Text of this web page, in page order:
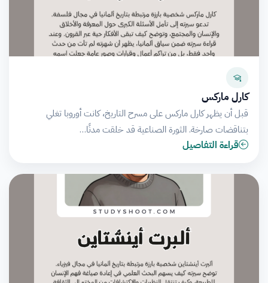
كارل ماركس
قبل أن يظهر كارل ماركس على مسرح التاريخ، كانت أوروبا تغلي
بتناقضات صارخة. الثورة الصناعية قد خلقت مدنًا…
قراءة التفاصيل